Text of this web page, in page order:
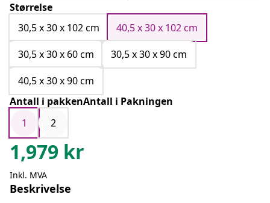
Størrelse
30,5 x 30 x 102 cm
40,5 x 30 x 102 cm
30,5 x 30 x 60 cm
30,5 x 30 x 90 cm
40,5 x 30 x 90 cm
Antall i pakkenAntall i Pakningen
1
2
1,979 kr
Inkl. MVA
Beskrivelse